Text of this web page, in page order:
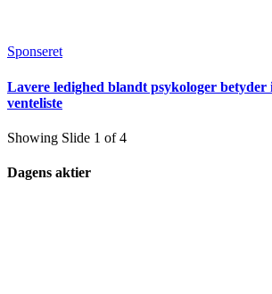
Sponseret
Lavere ledighed blandt psykologer
venteliste
Showing Slide 1 of 4
Dagens aktier